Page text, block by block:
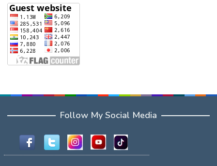
Follow My Social Media